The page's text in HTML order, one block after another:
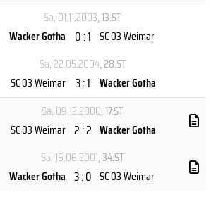
Sa, 01.11.2003, 13.ST
Wacker Gotha 0 : 1 SC 03 Weimar
Sa, 22.05.2004, 28.ST
SC 03 Weimar 3 : 1 Wacker Gotha
Sa, 09.12.2000, 17.ST
SC 03 Weimar 2 : 2 Wacker Gotha
Sa, 16.06.2001, 34.ST
Wacker Gotha 3 : 0 SC 03 Weimar